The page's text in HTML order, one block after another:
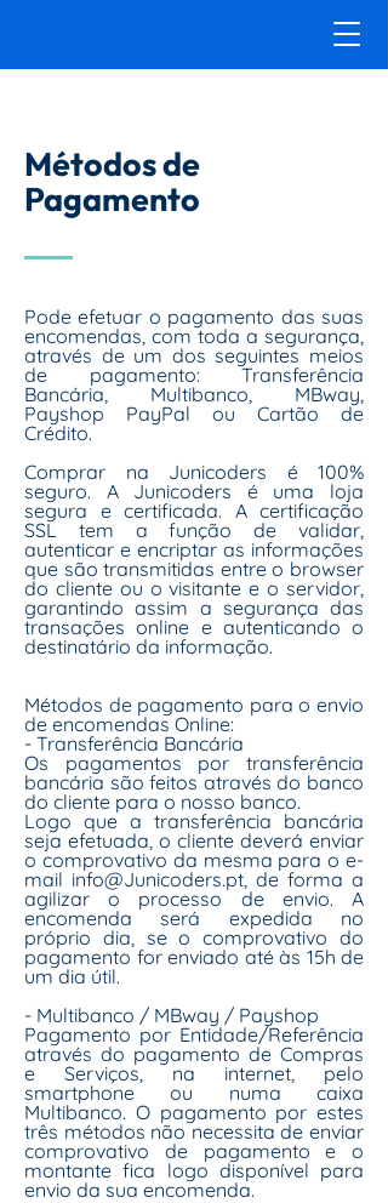
Métodos de
Pagamento
Pode efetuar o pagamento das suas
encomendas, com toda a segurança,
através de um dos seguintes meios
de pagamento: Transferência
Bancária, Multibanco, MBway,
Payshop PayPal ou Cartão de
Crédito.
Comprar na Junicoders é 100%
seguro. A Junicoders é uma loja
segura e certificada. A certificação
SSL tem a função de validar,
autenticar e encriptar as informações
que são transmitidas entre o browser
do cliente ou o visitante e o servidor,
garantindo assim a segurança das
transações online e autenticando o
destinatário da informação.
Métodos de pagamento para o envio
de encomendas Online:
- Transferência Bancária
Os pagamentos por transferência
bancária são feitos através do banco
do cliente para o nosso banco.
Logo que a transferência bancária
seja efetuada, o cliente deverá enviar
o comprovativo da mesma para o e-
mail info@Junicoders.pt, de forma a
agilizar o processo de envio. A
encomenda será expedida no
próprio dia, se o comprovativo do
pagamento for enviado até às 15h de
um dia útil.
- Multibanco / MBway / Payshop
Pagamento por Entidade/Referência
através do pagamento de Compras
e Serviços, na internet, pelo
smartphone ou numa caixa
Multibanco. O pagamento por estes
três métodos não necessita de enviar
comprovativo de pagamento e o
montante fica logo disponível para
envio da sua encomenda.